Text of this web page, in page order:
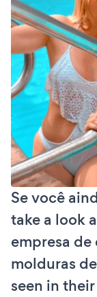
Se você
take a look
empresa
molduras
seen in